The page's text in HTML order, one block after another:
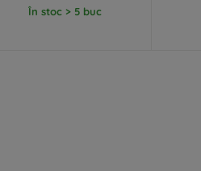
În stoc > 5 buc